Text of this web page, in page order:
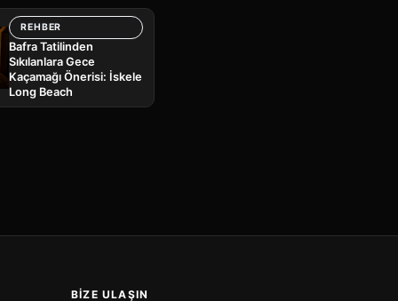
REHBER
Bafra Tatilinden
Sıkılanlara Gece
Kaçamağı Önerisi: İskele
Long Beach
BIZE ULAŞIN